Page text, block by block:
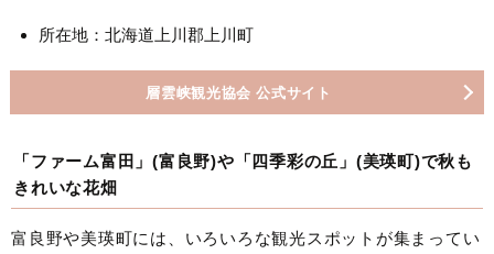
所在地：北海道上川郡上川町
層雲峡観光協会 公式サイト
「ファーム富田」(富良野)や「四季彩の丘」(美瑛町)で秋も
きれいな花畑
富良野や美瑛町には、いろいろな観光スポットが集まってい